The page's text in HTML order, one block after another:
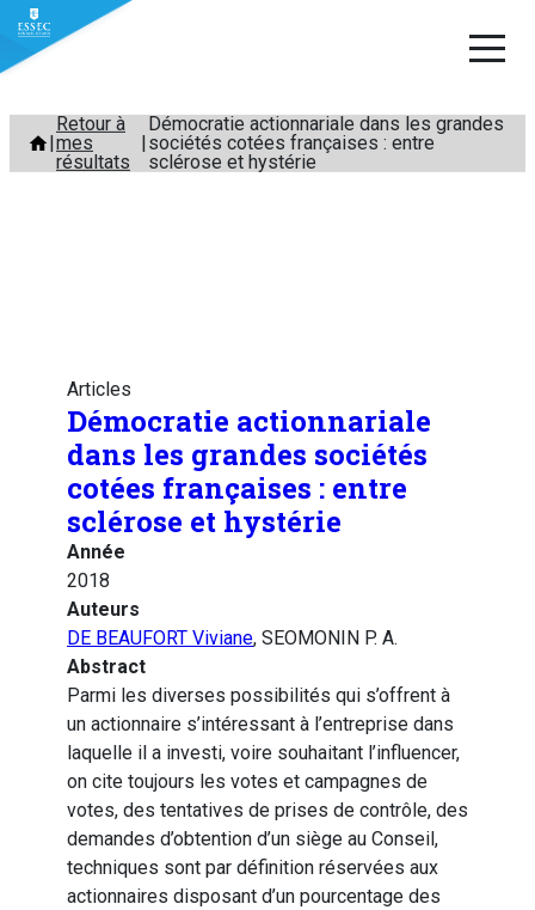
Aller
contenu
Retour à
mes
résultats
Démocratie actionnariale dans les grandes
sociétés cotées françaises : entre
sclérose et hystérie
Articles
Démocratie actionnariale
dans les grandes sociétés
cotées françaises : entre
sclérose et hystérie
Année
2018
Auteurs
DE BEAUFORT Viviane, SEOMONIN P. A.
Abstract
Parmi les diverses possibilités qui s’offrent à
un actionnaire s’intéressant à l’entreprise dans
laquelle il a investi, voire souhaitant l’influencer,
on cite toujours les votes et campagnes de
votes, des tentatives de prises de contrôle, des
demandes d’obtention d’un siège au Conseil,
techniques sont par définition réservées aux
actionnaires disposant d’un pourcentage des